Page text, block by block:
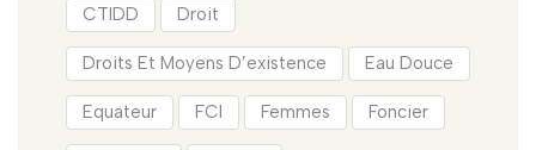
CTIDD Droit
Droits Et Moyens D’existence Eau Douce
Equateur FCI Femmes Foncier